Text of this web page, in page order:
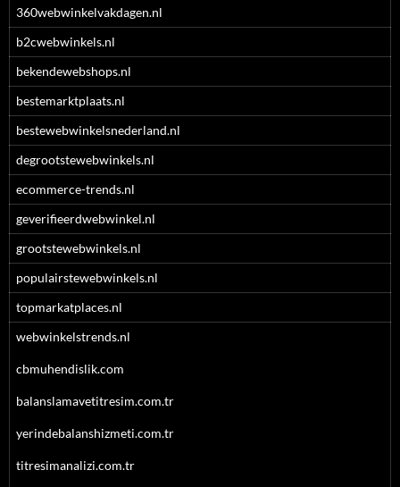
360webwinkelvakdagen.nl
b2cwebwinkels.nl
bekendewebshops.nl
bestemarktplaats.nl
bestewebwinkelsnederland.nl
degrootstewebwinkels.nl
ecommerce-trends.nl
geverifieerdwebwinkel.nl
grootstewebwinkels.nl
populairstewebwinkels.nl
topmarkatplaces.nl
webwinkelstrends.nl
cbmuhendislik.com
balanslamavetitresim.com.tr
yerindebalanshizmeti.com.tr
titresimanalizi.com.tr